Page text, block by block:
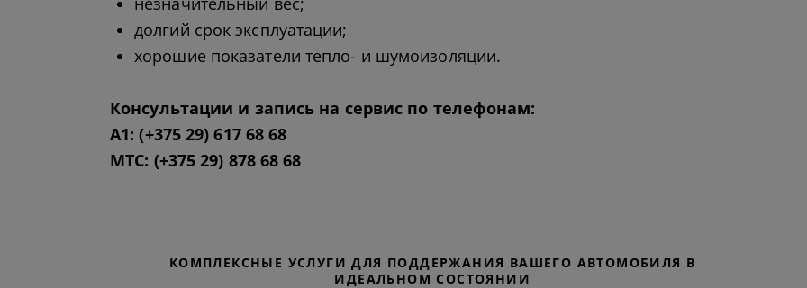
долгий срок эксплуатации;
хорошие показатели тепло- и шумоизоляции.
Консультации и запись на сервис по телефонам:
А1:(+375 29) 617 68 68
МТС: (+375 29) 878 68 68
КОМПЛЕКСНЫЕ УСЛУГИ ДЛЯ ПОДДЕРЖАНИЯ ВАШЕГО АВТОМОБИЛЯ В
ИДЕАЛЬНОМ СОСТОЯНИИ